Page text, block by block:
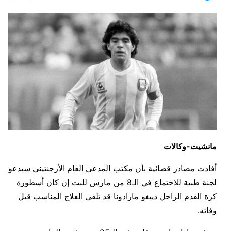
مانشيت-وكالات
أفادت مصادر قضائية بأن مكتب المدعي العام الأرجنتيني سيدعو
لجنة طبية للاجتماع في الـ8 من مارس للبت إن كان أسطورة
كرة القدم الراحل دييغو مارادونا قد تلقى العلاج المناسب قبل
وفاته.